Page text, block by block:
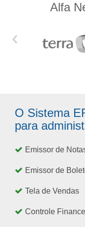
Alfa
‹
O Sistema
para
Emissor de
Emissor de
Tela de Vendas
Controle